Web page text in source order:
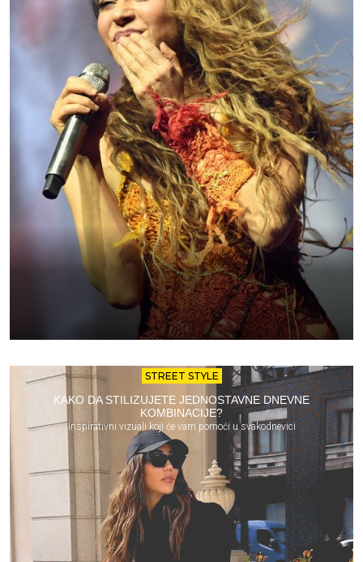
STREET STYLE
KAKO DA STILIZUJETE JEDNOSTAVNE DNEVNE
KOMBINACIJE?
Inspirativni vizuali koji će vam pomoći u svakodnevici